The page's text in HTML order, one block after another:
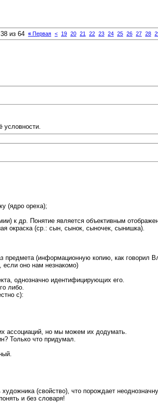
из 64 « Первая < 19 20 21 22 23 24 25 26 27 28
условности.
(ядро ореха);
к др. Понятие является объективным
окраска (ср.: сын, сынок, сыночек, сынишка).
(информационную копию, как говорил
если оно нам незнакомо)
однозначно идентифицирующих его.
либо.
с):
ассоциаций, но мы можем их додумать.
Только что придумал.
(свойство), что порождает
и без словаря!